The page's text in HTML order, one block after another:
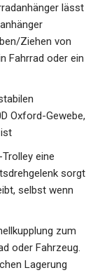
lässt
Ziehen von
Fahrrad oder ein
Oxford-Gewebe,
eine
sorgt
selbst wenn
zum
oder Fahrzeug.
Lagerung